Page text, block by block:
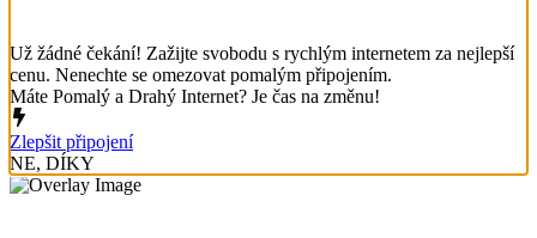
Už žádné čekání! Zažijte svobodu s rychlým internetem za nejlepší
cenu. Nenechte se omezovat pomalým připojením.
Máte Pomalý a Drahý Internet? Je čas na změnu!
Zlepšit připojení
NE, DÍKY